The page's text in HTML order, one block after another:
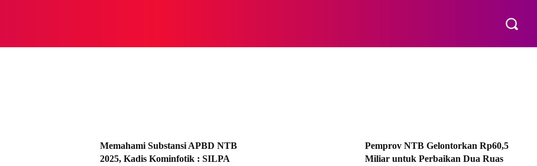
Memahami Substansi APBD NTB
2025, Kadis Kominfotik : SILPA
Pemprov NTB Gelontorkan Rp60,5
Miliar untuk Perbaikan Dua Ruas